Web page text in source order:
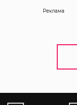
Реклама